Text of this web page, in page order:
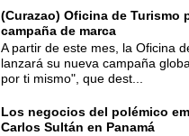
(Curazao) Oficina de Turismo
campaña de marca
A partir de este mes, la Oficina
lanzará su nueva campaña
por ti mismo", que dest...
Los negocios del polémico
Carlos Sultán en Panamá